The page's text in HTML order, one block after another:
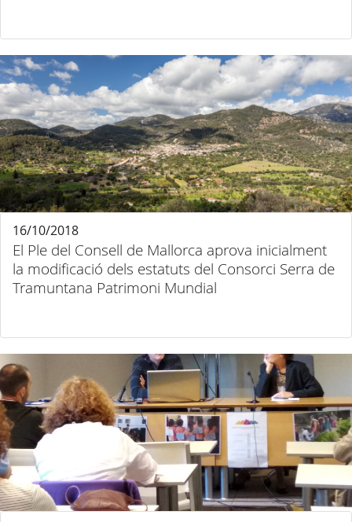
El Ple del Consell de Mallorca aprova inicialment
la modificació dels estatuts del Consorci Serra de
Tramuntana Patrimoni Mundial
16/10/2018